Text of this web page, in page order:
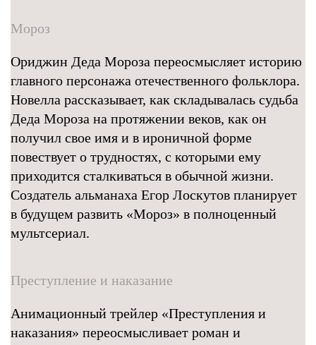
Мороз
Ориджин Деда Мороза переосмысляет историю
главного персонажа отечественного фольклора.
Новелла рассказывает, как складывалась судьба
Деда Мороза на протяжении веков, как он
получил свое имя и в ироничной форме
повествует о трудностях, с которыми ему
приходится сталкиваться в обычной жизни.
Создатель альманаха Егор Лоскутов планирует
в будущем развить «Мороз» в полноценный
мультсериал.
Преступление и наказание
Анимационный трейлер «Преступления и
наказания» переосмысливает роман и